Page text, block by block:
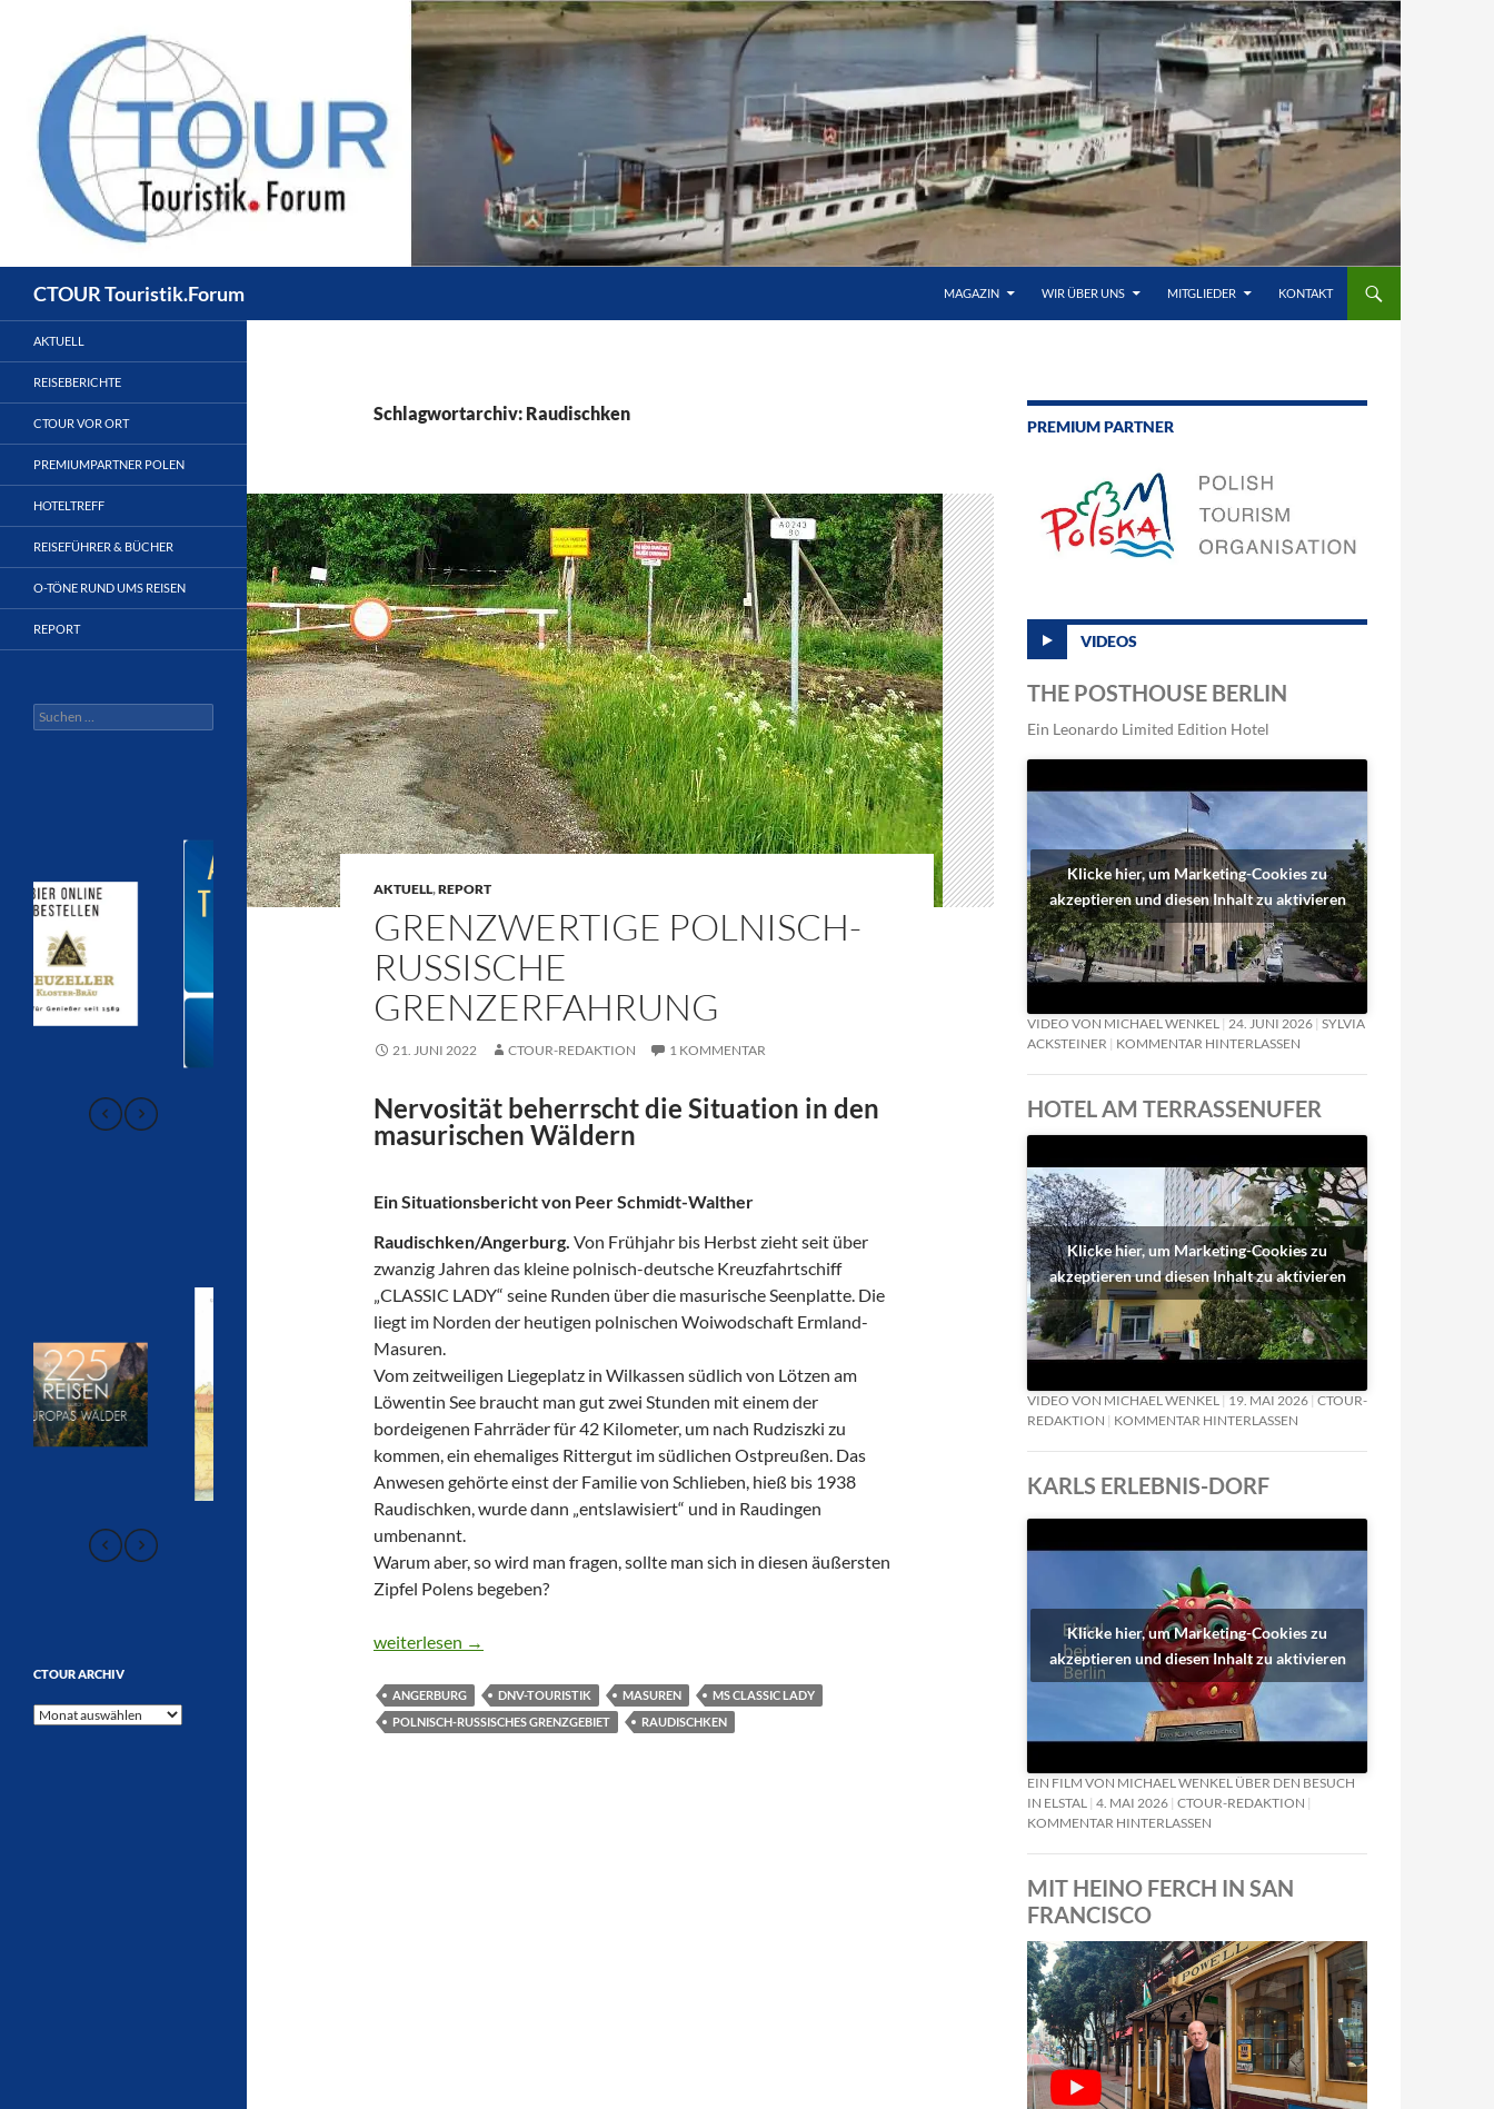
springen
CTOUR Touristik.Forum MAGAZIN WIR ÜBER UNS MITGLIEDER KONTAKT
Schlagwortarchiv: Raudischken
AKTUELL,REPORT
GRENZWERTIGE POLNISCH-
RUSSISCHE
GRENZERFAHRUNG
21. JUNI 2022 CTOUR-REDAKTION 1 KOMMENTAR
Nervosität beherrscht die Situation in den
masurischen Wäldern
Ein Situationsbericht von Peer Schmidt-Walther
Raudischken/Angerburg. Von Frühjahr bis Herbst zieht seit über
zwanzig Jahren das kleine polnisch-deutsche Kreuzfahrtschiff
„CLASSIC LADY“ seine Runden über die masurische Seenplatte. Die
liegt im Norden der heutigen polnischen Woiwodschaft Ermland-
Masuren.
Vom zeitweiligen Liegeplatz in Wilkassen südlich von Lötzen am
Löwentin See braucht man gut zwei Stunden mit einem der
bordeigenen Fahrräder für 42 Kilometer, um nach Rudziszki zu
kommen, ein ehemaliges Rittergut im südlichen Ostpreußen. Das
Anwesen gehörte einst der Familie von Schlieben, hieß bis 1938
Raudischken, wurde dann „entslawisiert“ und in Raudingen
umbenannt.
Warum aber, so wird man fragen, sollte man sich in diesen äußersten
Zipfel Polens begeben?
GRENZWERTIGE POLNISCH-RUSSISCHE GRENZERFAHRUNG
weiterlesen →
ANGERBURG DNV-TOURISTIK MASUREN
MS CLASSIC LADY
POLNISCH-RUSSISCHES GRENZGEBIET
RAUDISCHKEN
PREMIUM PARTNER
VIDEOS
THE POSTHOUSE BERLIN
Ein Leonardo Limited Edition Hotel
Klicke hier, um Marketing-Cookies zu
akzeptieren und diesen Inhalt zu aktivieren
VIDEO VON MICHAEL WENKEL 24. JUNI 2026 SYLVIA
ACKSTEINER
KOMMENTAR HINTERLASSEN
HOTEL AM TERRASSENUFER
Klicke hier, um Marketing-Cookies zu
akzeptieren und diesen Inhalt zu aktivieren
VIDEO VON MICHAEL WENKEL 19. MAI 2026 CTOUR-
REDAKTION
KOMMENTAR HINTERLASSEN
KARLS ERLEBNIS-DORF
Klicke hier, um Marketing-Cookies zu
akzeptieren und diesen Inhalt zu aktivieren
EIN FILM VON MICHAEL WENKEL ÜBER DEN BESUCH
IN ELSTAL 4. MAI 2026 CTOUR-REDAKTION
KOMMENTAR HINTERLASSEN
MIT HEINO FERCH IN SAN
FRANCISCO
AKTUELL
REISEBERICHTE
CTOUR VOR ORT
PREMIUMPARTNER POLEN
HOTELTREFF
REISEFÜHRER & BÜCHER
O-TÖNE RUND UMS REISEN
REPORT
Suchen
nach:
CTOUR ARCHIV
CTOUR